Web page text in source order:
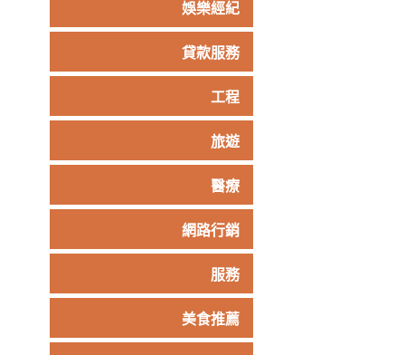
娛樂經紀
貸款服務
工程
旅遊
醫療
網路行銷
服務
美食推薦